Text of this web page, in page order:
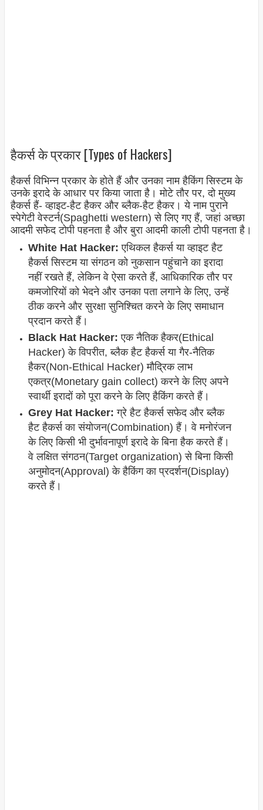
हैकर्स के प्रकार [Types of Hackers]
हैकर्स विभिन्न प्रकार के होते हैं और उनका नाम हैकिंग सिस्टम के
उनके इरादे के आधार पर किया जाता है। मोटे तौर पर, दो मुख्य
हैकर्स हैं- व्हाइट-हैट हैकर और ब्लैक-हैट हैकर। ये नाम पुराने
स्पेगेटी वेस्टर्न(Spaghetti western) से लिए गए हैं, जहां अच्छा
आदमी सफेद टोपी पहनता है और बुरा आदमी काली टोपी पहनता है।
White Hat Hacker: एथिकल हैकर्स या व्हाइट हैट
हैकर्स सिस्टम या संगठन को नुकसान पहुंचाने का इरादा
नहीं रखते हैं, लेकिन वे ऐसा करते हैं, आधिकारिक तौर पर
कमजोरियों को भेदने और उनका पता लगाने के लिए, उन्हें
ठीक करने और सुरक्षा सुनिश्चित करने के लिए समाधान
प्रदान करते हैं।
Black Hat Hacker: एक नैतिक हैकर(Ethical
Hacker) के विपरीत, ब्लैक हैट हैकर्स या गैर-नैतिक
हैकर(Non-Ethical Hacker) मौद्रिक लाभ
एकत्र(Monetary gain collect) करने के लिए अपने
स्वार्थी इरादों को पूरा करने के लिए हैकिंग करते हैं।
Grey Hat Hacker: ग्रे हैट हैकर्स सफेद और ब्लैक
हैट हैकर्स का संयोजन(Combination) हैं। वे मनोरंजन
के लिए किसी भी दुर्भावनापूर्ण इरादे के बिना हैक करते हैं।
वे लक्षित संगठन(Target organization) से बिना किसी
अनुमोदन(Approval ) के हैकिंग का प्रदर्शन(Display)
करते हैं।